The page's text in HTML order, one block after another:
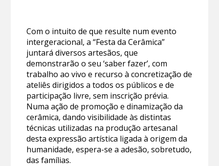
Com o intuito de que resulte num evento
intergeracional, a “Festa da Cerâmica”
juntará diversos artesãos, que
demonstrarão o seu ‘saber fazer’, com
trabalho ao vivo e recurso à concretização de
ateliês dirigidos a todos os públicos e de
participação livre, sem inscrição prévia.
Numa ação de promoção e dinamização da
cerâmica, dando visibilidade às distintas
técnicas utilizadas na produção artesanal
desta expressão artística ligada à origem da
humanidade, espera-se a adesão, sobretudo,
das famílias.